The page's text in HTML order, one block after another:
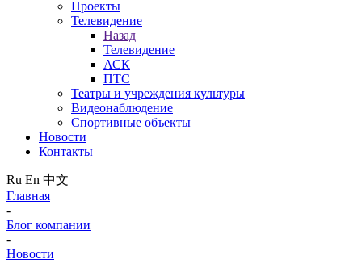
Проекты
Телевидение
Назад
Телевидение
АСК
ПТС
Театры и учреждения культуры
Видеонаблюдение
Спортивные объекты
Новости
Контакты
Ru En 中文
Главная
-
Блог компании
-
Новости